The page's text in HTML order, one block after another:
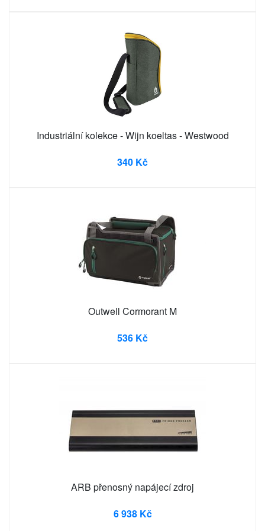
Industriální kolekce - Wijn koeltas - Westwood
340 Kč
Outwell Cormorant M
536 Kč
ARB přenosný napájecí zdroj
6 938 Kč